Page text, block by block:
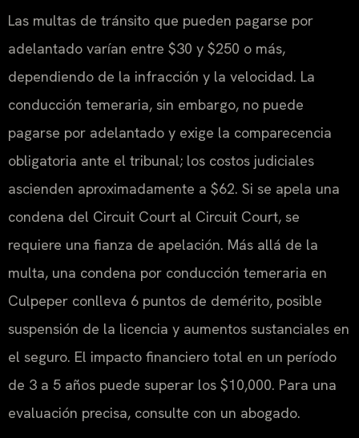
Las multas de tránsito que pueden pagarse por
adelantado varían entre $30 y $250 o más,
dependiendo de la infracción y la velocidad. La
conducción temeraria, sin embargo, no puede
pagarse por adelantado y exige la comparecencia
obligatoria ante el tribunal; los costos judiciales
ascienden aproximadamente a $62. Si se apela una
condena del Circuit Court al Circuit Court, se
requiere una fianza de apelación. Más allá de la
multa, una condena por conducción temeraria en
Culpeper conlleva 6 puntos de demérito, posible
suspensión de la licencia y aumentos sustanciales en
el seguro. El impacto financiero total en un período
de 3 a 5 años puede superar los $10,000. Para una
evaluación precisa, consulte con un abogado.